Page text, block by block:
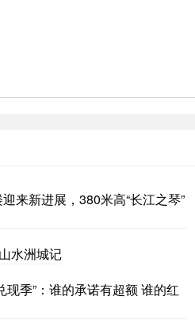
来新进展，380米高“长江之琴”
水洲城记
现季”：谁的承诺有超额 谁的红